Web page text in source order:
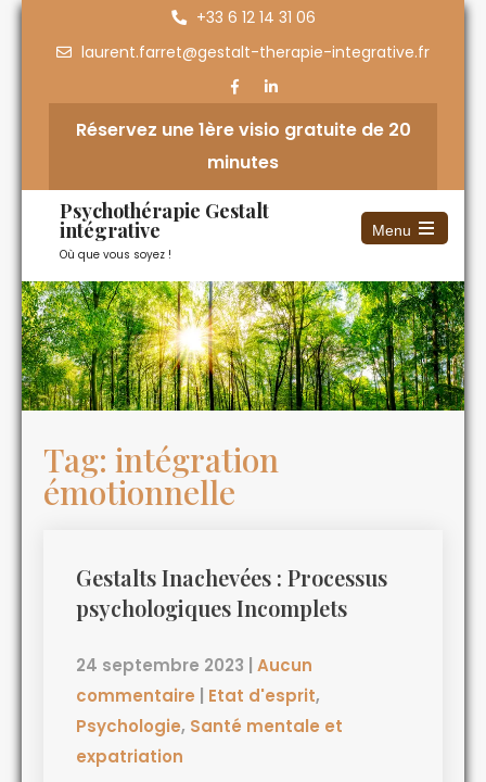
+33 6 12 14 31 06
laurent.farret@gestalt-therapie-integrative.fr
Réservez une 1ère visio gratuite de 20
minutes
Psychothérapie Gestalt
intégrative
Où que vous soyez !
Menu
Tag: intégration
émotionnelle
Gestalts Inachevées : Processus
psychologiques Incomplets
24 septembre 2023
Aucun
commentaire
Etat d'esprit,
Psychologie, Santé mentale et
expatriation